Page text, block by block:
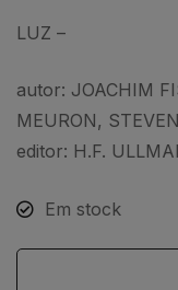
LUZ –
autor: JOACHIM
MEURON,
editor: H.F.
Em stock